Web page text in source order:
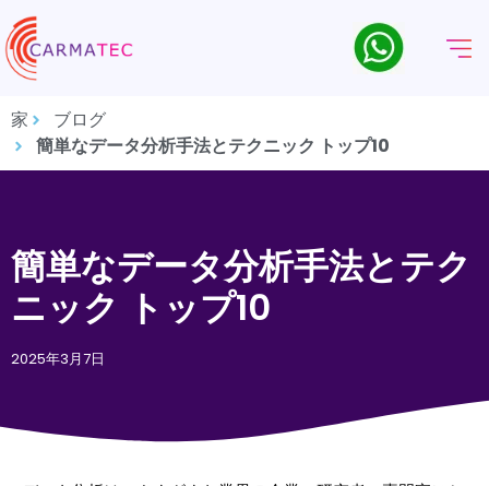
家
ブログ
簡単なデータ分析手法とテクニック トップ10
簡単なデータ分析手法とテク
ニック トップ10
2025年3月7日